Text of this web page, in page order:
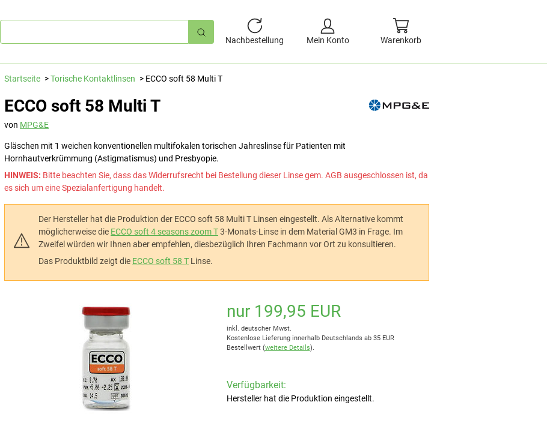
Schnellsuche
Nachbestellung
Mein Konto Warenkorb
Startseite Torische Kontaktlinsen ECCO soft 58 Multi T
ECCO soft 58 Multi T
von MPG&E
Gläschen mit 1 weichen konventionellen multifokalen torischen Jahreslinse für Patienten mit
Hornhautverkrümmung (Astigmatismus) und Presbyopie.
HINWEIS: Bitte beachten Sie, dass das Widerrufsrecht bei Bestellung dieser Linse gem. AGB ausgeschlossen ist, da
es sich um eine Spezialanfertigung handelt.
Der Hersteller hat die Produktion der ECCO soft 58 Multi T Linsen eingestellt. Als Alternative kommt
möglicherweise die ECCO soft 4 seasons zoom T3-Monats-Linse in dem Material GM3 in Frage. Im
Zweifel würden wir Ihnen aber empfehlen, diesbezüglich Ihren Fachmann vor Ort zu konsultieren.
Das Produktbild zeigt die ECCO soft 58 T Linse.
nur 199,95 EUR
inkl. deutscher Mwst.
Kostenlose Lieferung innerhalb Deutschlands ab 35 EUR
Bestellwert (weitere Details).
Verfügbarkeit:
Hersteller hat die Produktion eingestellt.